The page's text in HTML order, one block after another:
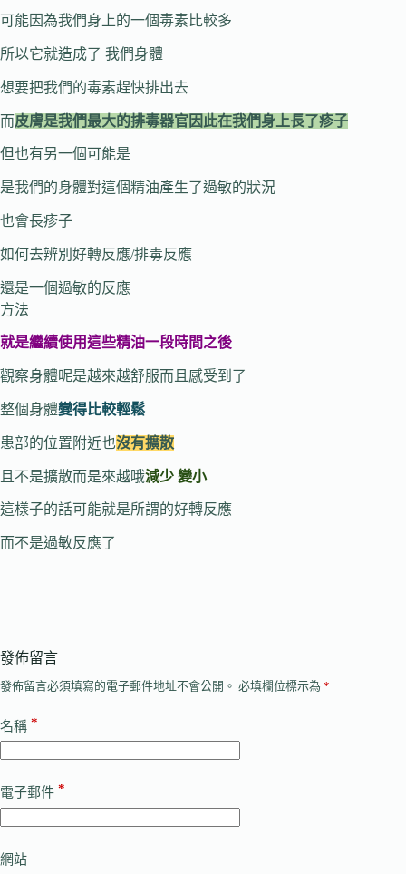
可能因為我們身上的一個毒素比較多
所以它就造成了 我們身體
想要把我們的毒素趕快排出去
而皮膚是我們最大的排毒器官因此在我們身上長了疹子
但也有另一個可能是
是我們的身體對這個精油產生了過敏的狀況
也會長疹子
如何去辨別好轉反應/排毒反應
還是一個過敏的反應
方法
就是繼續使用這些精油一段時間之後
觀察身體呢是越來越舒服而且感受到了
整個身體變得比較輕鬆
患部的位置附近也沒有擴散
且不是擴散而是來越哦減少 變小
這樣子的話可能就是所謂的好轉反應
而不是過敏反應了
發佈留言
發佈留言必須填寫的電子郵件地址不會公開。 必填欄位標示為 *
名稱 *
電子郵件 *
網站